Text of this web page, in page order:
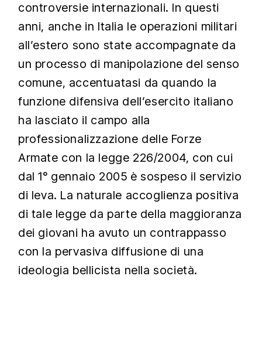
controversie internazionali. In questi
anni, anche in Italia le operazioni militari
all’estero sono state accompagnate da
un processo di manipolazione del senso
comune, accentuatasi da quando la
funzione difensiva dell’esercito italiano
ha lasciato il campo alla
professionalizzazione delle Forze
Armate con la legge 226/2004, con cui
dal 1° gennaio 2005 è sospeso il servizio
di leva. La naturale accoglienza positiva
di tale legge da parte della maggioranza
dei giovani ha avuto un contrappasso
con la pervasiva diffusione di una
ideologia bellicista nella società.